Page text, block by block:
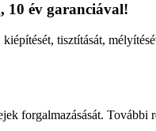
10 év garanciával!
tisztítását,
forgalmazásását. További